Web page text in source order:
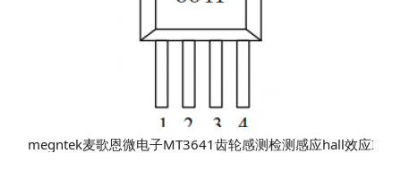
megntek麦歌恩微电子MT3641齿轮感测检测感应hall效应IC芯